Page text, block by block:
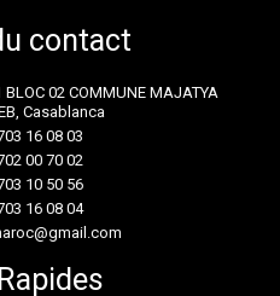
contact
02 COMMUNE MAJATYA
Casablanca
16 08 03
00 70 02
10 50 56
16 08 04